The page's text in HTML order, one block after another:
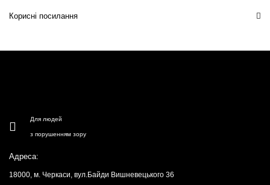
Корисні посилання
Для людей
з порушенням зору
Адреса:
18000, м. Черкаси, вул.Байди Вишневецького 36